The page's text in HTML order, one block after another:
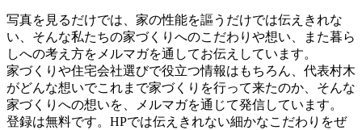
写真を見るだけでは、家の性能を謳うだけでは伝えきれな
い、そんな私たちの家づくりへのこだわりや想い、また暮ら
しへの考え方をメルマガを通してお伝えしています。
家づくりや住宅会社選びで役立つ情報はもちろん、代表村木
がどんな想いでこれまで家づくりを行って来たのか、そんな
家づくりへの想いを、メルマガを通じて発信しています。
登録は無料です。HPでは伝えきれない細かなこだわりをぜ